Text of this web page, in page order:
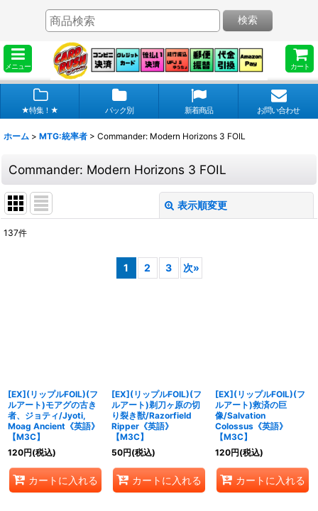
メニュー カート
検索
★特集！★ パック別 新着商品 お問い合わせ
ホーム > MTG:統率者 > Commander: Modern Horizons 3 FOIL
Commander: Modern Horizons 3 FOIL
表示順変更
137件
1 2 3 次»
[EX](リップルFOIL)(フ
ルアート)モアグの古き
者、ジョティ/Jyoti,
Moag Ancient《英語》
【M3C】
120円(税込)
カートに入れる
[EX](リップルFOIL)(フ
ルアート)剃刀ヶ原の切
り裂き獣/Razorfield
Ripper《英語》
【M3C】
50円(税込)
カートに入れる
[EX](リップルFOIL)(フ
ルアート)救済の巨
像/Salvation
Colossus《英語》
【M3C】
120円(税込)
カートに入れる